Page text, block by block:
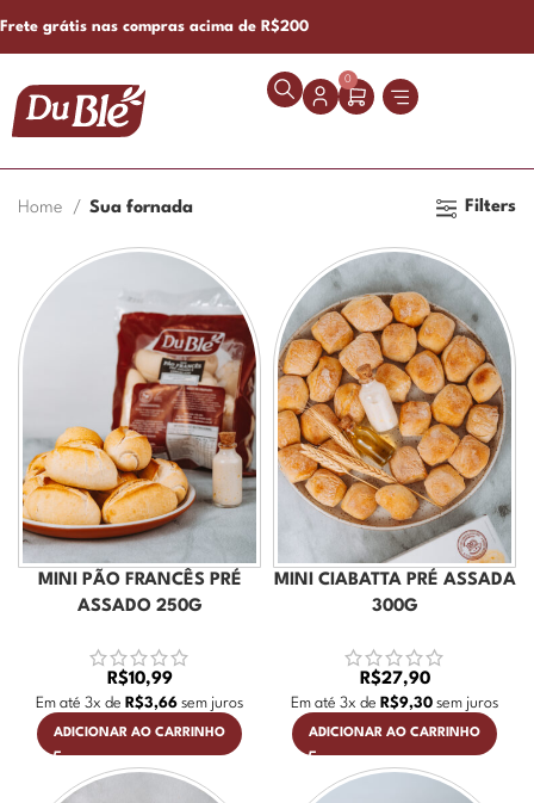
Frete grátis nas compras acima de R$200
0
Home Sua fornada Filters
MINI PÃO FRANCÊS PRÉ
ASSADO 250G
R$10,99
Em até 3x de R$3,66 sem juros
ADICIONAR AO CARRINHO
MINI CIABATTA PRÉ ASSADA
300G
R$27,90
Em até 3x de R$9,30 sem juros
ADICIONAR AO CARRINHO